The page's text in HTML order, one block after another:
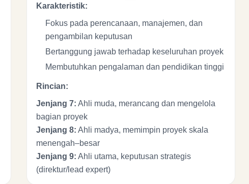
Karakteristik:
Fokus pada perencanaan, manajemen, dan
pengambilan keputusan
Bertanggung jawab terhadap keseluruhan proyek
Membutuhkan pengalaman dan pendidikan tinggi
Rincian:
Jenjang 7: Ahli muda, merancang dan mengelola
bagian proyek
Jenjang 8: Ahli madya, memimpin proyek skala
menengah–besar
Jenjang 9: Ahli utama, keputusan strategis
(direktur/lead expert)